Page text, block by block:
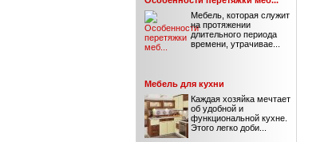
Мебель, которая служит
на протяжении
длительного периода
времени, утрачивае...
Мебель для кухни
Каждая хозяйка мечтает
об удобной и
функциональной кухне.
Этого легко доби...